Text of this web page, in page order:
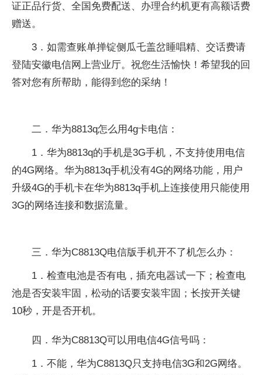
证正品行货、全国免费配送、办理合约机更有高额话费
赠送。
3．如需查账单掸锭侧瓜乇盖岔睡唱精、交话费请
登陆安徽电信网上营业厅。祝您生活愉快！希望我的回
答对您有所帮助，能得到您的采纳！
二．华为8813q怎么用4g卡电信：
1．华为8813q的手机是3G手机，不支持使用电信
的4G网络。华为8813q手机没有4G的网络功能，用户
升级4G的手机卡在华为8813q手机上连接使用只能使用
3G的网络连接和数据流量。
三．华为C8813Q电信版手机开不了机怎么办：
1．检查电池是否有电，插充电器试一下；检查电
池是否安装牢固，松动的话要安装牢固；长按开关键
10秒，开是否开机。
四．华为C8813Q可以用电信4G信号吗：
1．不能，华为C8813Q只支持电信3G和2G网络。